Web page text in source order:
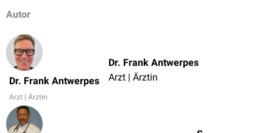
Autor
Dr. Frank Antwerpes
Arzt | Ärztin
Dr. Frank Antwerpes
Arzt | Ärztin